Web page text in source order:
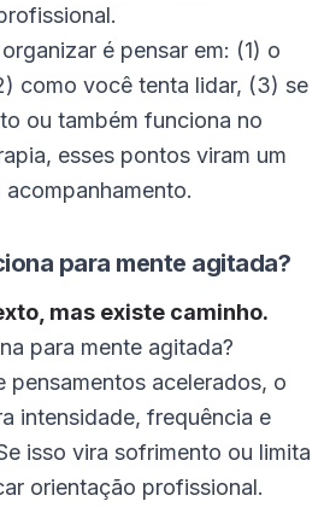
é pensar em: (1) o
como você tenta lidar, (3) se
ou também funciona no
esses pontos viram um
para mente agitada?
mas existe caminho.
para mente agitada?
pensamentos acelerados, o
intensidade, frequência e
isso vira sofrimento ou limita
orientação profissional.